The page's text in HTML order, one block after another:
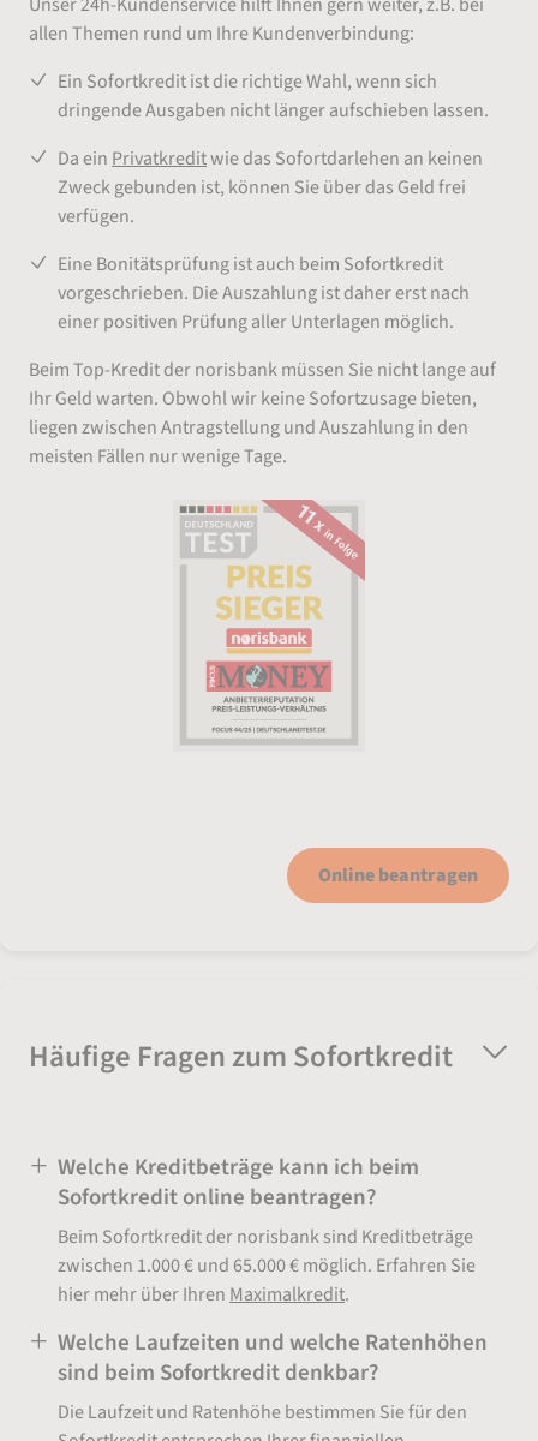
allen Themen rund um Ihre Kundenverbindung:
Ein Sofortkredit ist die richtige Wahl, wenn sich
dringende Ausgaben nicht länger aufschieben lassen.
Da ein Privatkreditwie das Sofortdarlehen an keinen
Zweck gebunden ist, können Sie über das Geld frei
verfügen.
Eine Bonitätsprüfung ist auch beim Sofortkredit
vorgeschrieben. Die Auszahlung ist daher erst nach
einer positiven Prüfung aller Unterlagen möglich.
Beim Top-Kredit der norisbank müssen Sie nicht lange auf
Ihr Geld warten. Obwohl wir keine Sofortzusage bieten,
liegen zwischen Antragstellung und Auszahlung in den
meisten Fällen nur wenige Tage.
Online beantragen
Häufige Fragen zum Sofortkredit
Welche Kreditbeträge kann ich beim
Sofortkredit online beantragen?
Beim Sofortkredit der norisbank sind Kreditbeträge
zwischen 1.000 € und 65.000 € möglich. Erfahren Sie
hier mehr über Ihren Maximalkredit.
Welche Laufzeiten und welche Ratenhöhen
sind beim Sofortkredit denkbar?
Die Laufzeit und Ratenhöhe bestimmen Sie für den